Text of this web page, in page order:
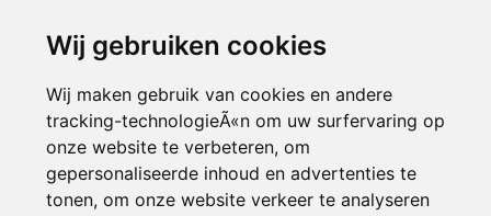
Wij gebruiken cookies
Wij maken gebruik van cookies en andere
tracking-technologieÃ«n om uw surfervaring op
onze website te verbeteren, om
gepersonaliseerde inhoud en advertenties te
tonen, om onze website verkeer te analyseren
de code te wijzigen.